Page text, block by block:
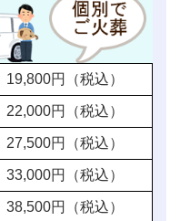
19,800円（税込）
22,000円（税込）
27,500円（税込）
33,000円（税込）
38,500円（税込）